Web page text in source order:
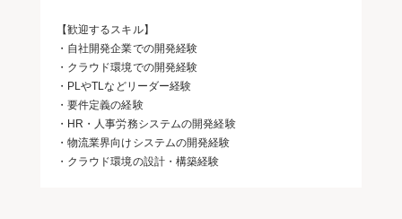
【歓迎するスキル】
・自社開発企業での開発経験
・クラウド環境での開発経験
・PLやTLなどリーダー経験
・要件定義の経験
・HR・人事労務システムの開発経験
・物流業界向けシステムの開発経験
・クラウド環境の設計・構築経験